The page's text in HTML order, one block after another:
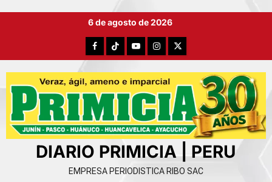
6 de agosto de 2026
FacebookTikTokYouTubeInstagram
X
DIARIO PRIMICIA | PERU
EMPRESA PERIODISTICA RIBO SAC